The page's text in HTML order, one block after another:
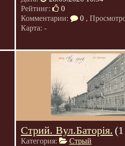
Рейтинг:
0
Комментарии:
0 ,
Карта: -
Стрий. Вул.Баторія.
Категория: Стрый